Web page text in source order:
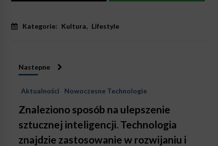
Kategorie: Kultura, Lifestyle
Nastepne
Aktualności Nowoczesne Technologie
Znaleziono sposób na ulepszenie
sztucznej inteligencji. Technologia
znajdzie zastosowanie w rozwijaniu i